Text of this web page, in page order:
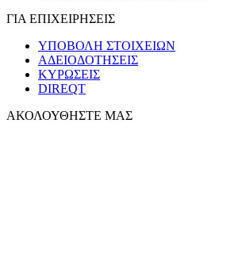
ΓΙΑ ΕΠΙΧΕΙΡΗΣΕΙΣ
ΥΠΟΒΟΛΗ ΣΤΟΙΧΕΙΩΝ
ΑΔΕΙΟΔΟΤΗΣΕΙΣ
ΚΥΡΩΣΕΙΣ
DIREQT
ΑΚΟΛΟΥΘΗΣΤΕ ΜΑΣ